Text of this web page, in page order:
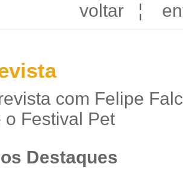
voltar¦
com Felipe
o Festival Pet
Destaques